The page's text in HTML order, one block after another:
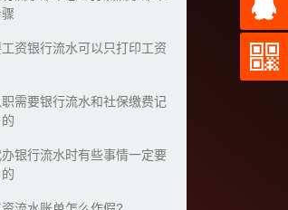
工资银行流水可以只打印工资
需要银行流水和社保缴费记
银行流水时有些事情一定要